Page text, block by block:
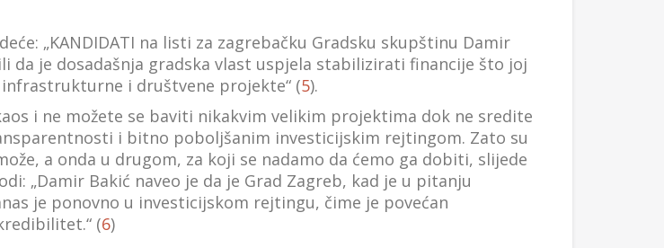
„KANDIDATI na listi za zagrebačku Gradsku skupštinu Damir
da je dosadašnja gradska vlast uspjela stabilizirati financije što joj
i društvene projekte“ (5).
i ne možete se baviti nikakvim velikim projektima dok ne sredite
i bitno poboljšanim investicijskim rejtingom. Zato su
a onda u drugom, za koji se nadamo da ćemo ga dobiti, slijede
„Damir Bakić naveo je da je Grad Zagreb, kad je u pitanju
je ponovno u investicijskom rejtingu, čime je povećan
(6)